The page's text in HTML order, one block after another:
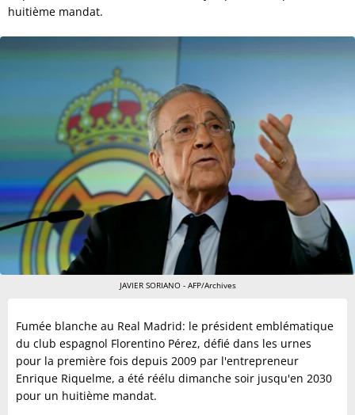
huitième mandat.
JAVIER SORIANO - AFP/Archives
Fumée blanche au Real Madrid: le président emblématique
du club espagnol Florentino Pérez, défié dans les urnes
pour la première fois depuis 2009 par l'entrepreneur
Enrique Riquelme, a été réélu dimanche soir jusqu'en 2030
pour un huitième mandat.